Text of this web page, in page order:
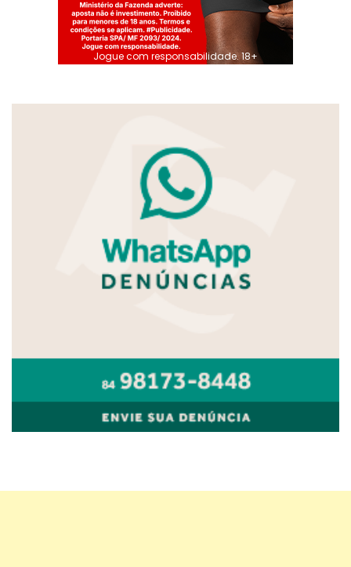
Jogue com responsabilidade. 18+